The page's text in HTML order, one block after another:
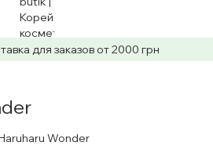
для заказов от 2000 грн